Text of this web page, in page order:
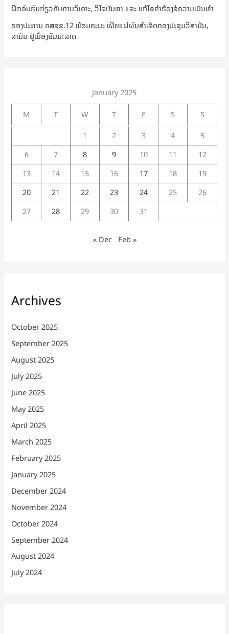
ຝຶກອົບຮົມກ່ຽວກັບການວິເຄາະ, ວິໄຈບັນຫາ ແລະ ແກ້ໄຂຄຳຮ້ອງຂໍຄວາມເປັນທຳ
ຮອງປະທານ ຄສຊຂ.12 ພ້ອມຄະນະ ເຜີຍແຜ່ຜົນສຳເລັດກອງປະຊຸມວິສາມັນ,
ສາມັນ ຢູ່ເມືອງຍົມມະລາດ
January 2025
M
T W T F S
S
1
2 3 4
5
6
7 8 9 10 11
12
13
14 15 16 17 18
19
20
21 22 23 24 25
26
27
28 29 30 31
« Dec Feb »
Archives
October 2025
September 2025
August 2025
July 2025
June 2025
May 2025
April 2025
March 2025
February 2025
January 2025
December 2024
November 2024
October 2024
September 2024
August 2024
July 2024